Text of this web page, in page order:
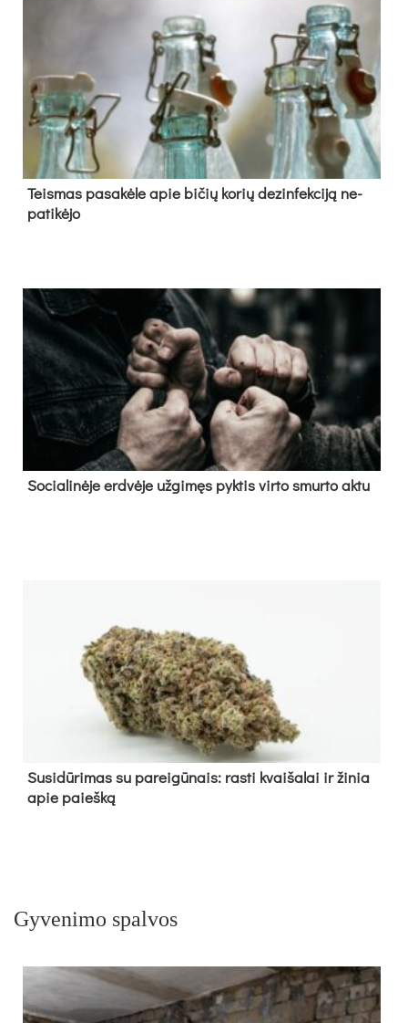
Teis­mas pa­sa­kė­le apie bi­čių ko­rių de­zin­fek­ci­ją ne­
pa­ti­kė­jo
So­cia­li­nė­je erd­vė­je už­gi­męs pyk­tis vir­to smur­to ak­tu
Su­si­dū­ri­mas su pa­rei­gū­nais: ras­ti kvai­ša­lai ir ži­nia
apie paieš­ką
Gyvenimo spalvos